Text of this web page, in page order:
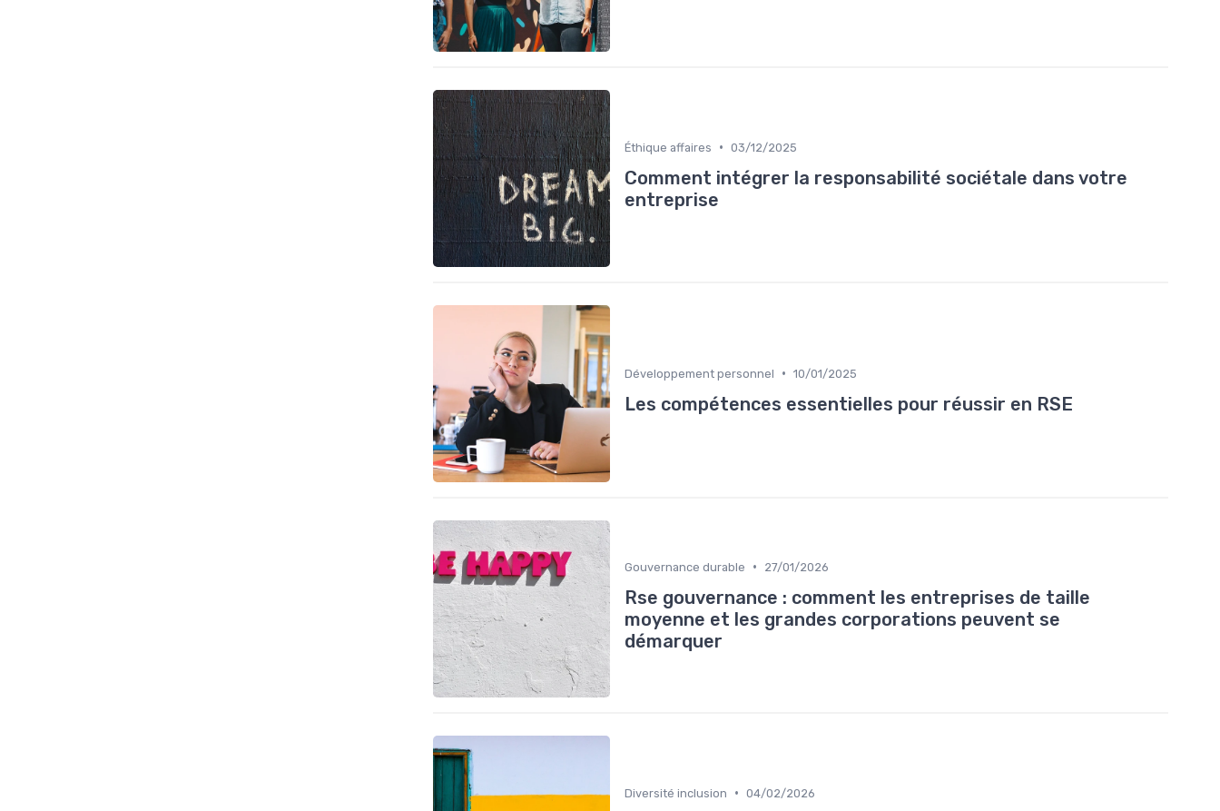
Éthique affaires • 03/12/2025
Comment intégrer la responsabilité sociétale dans votre
entreprise
Développement personnel • 10/01/2025
Les compétences essentielles pour réussir en RSE
Gouvernance durable • 27/01/2026
Rse gouvernance : comment les entreprises de taille
moyenne et les grandes corporations peuvent se
démarquer
Diversité inclusion • 04/02/2026